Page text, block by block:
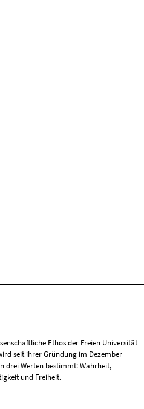
Ethos der Freien Universität
seit ihrer Gründung im Dezember
drei Werten bestimmt: Wahrheit,
und Freiheit.